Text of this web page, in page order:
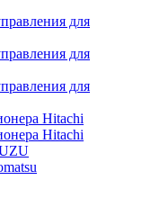
для
для
для
Hitachi
Hitachi